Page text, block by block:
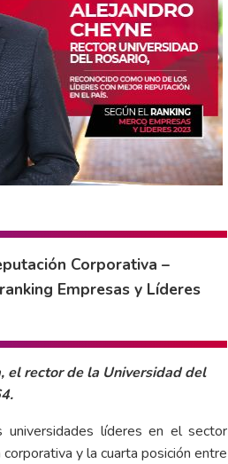
Corporativa –
Empresas y Líderes
el rector de la Universidad del
líderes en el sector
y la cuarta posición entre